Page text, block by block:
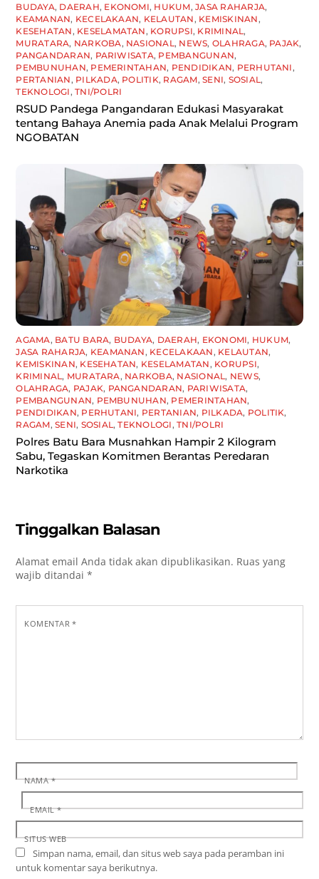
BUDAYA, DAERAH, EKONOMI, HUKUM,JASA RAHARJA,
KEAMANAN, KECELAKAAN, KELAUTAN , KEMISKINAN ,
KESEHATAN , KESELAMATAN , KORUPSI, KRIMINAL ,
MURATARA, NARKOBA, NASIONAL , NEWS, OLAHRAGA, PAJAK,
PANGANDARAN, PARIWISATA, PEMBANGUNAN,
PEMBUNUHAN, PEMERINTAHAN, PENDIDIKAN, PERHUTANI ,
PERTANIAN , PILKADA, POLITIK, RAGAM,SENI, SOSIAL ,
TEKNOLOGI ,TNI/POLRI
RSUD Pandega Pangandaran Edukasi Masyarakat
tentang Bahaya Anemia pada Anak Melalui Program
NGOBATAN
AGAMA, BATU BARA, BUDAYA, DAERAH, EKONOMI, HUKUM,
JASA RAHARJA, KEAMANAN , KECELAKAAN , KELAUTAN,
KEMISKINAN, KESEHATAN, KESELAMATAN , KORUPSI,
KRIMINAL , MURATARA, NARKOBA, NASIONAL , NEWS,
OLAHRAGA, PAJAK, PANGANDARAN, PARIWISATA,
PEMBANGUNAN, PEMBUNUHAN, PEMERINTAHAN,
PENDIDIKAN, PERHUTANI, PERTANIAN, PILKADA, POLITIK,
RAGAM,SENI, SOSIAL ,TEKNOLOGI ,TNI/POLRI
Polres Batu Bara Musnahkan Hampir 2 Kilogram
Sabu, Tegaskan Komitmen Berantas Peredaran
Narkotika
Tinggalkan Balasan
Alamat email Anda tidak akan dipublikasikan. Ruas yang
wajib ditandai*
KOMENTAR*
NAMA*
EMAIL*
SITUS WEB
Simpan nama, email, dan situs web saya pada peramban ini
untuk komentar saya berikutnya.